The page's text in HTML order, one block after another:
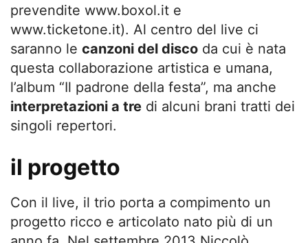
prevendite www.boxol.it e
www.ticketone.it). Al centro del live ci
saranno le canzoni del disco da cui è nata
questa collaborazione artistica e umana,
l’album “Il padrone della festa”, ma anche
interpretazioni a tre di alcuni brani tratti dei
singoli repertori.
il progetto
Con il live, il trio porta a compimento un
progetto ricco e articolato nato più di un